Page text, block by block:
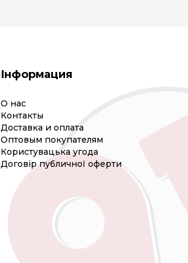
Інформация
О нас
Контакты
Доставка и оплата
Оптовым покупателям
Користувацька угода
Договір публичної оферти